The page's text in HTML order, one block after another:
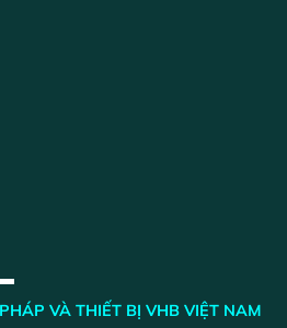
VÀ THIẾT BỊ VHB VIỆT NAM